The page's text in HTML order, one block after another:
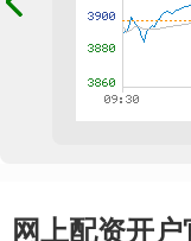
网上配资开